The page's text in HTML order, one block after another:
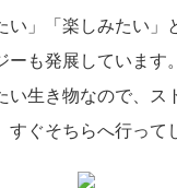
い」「楽しみたい」
ーも発展しています
い生き物なので、ス
ぐそちらへ行って